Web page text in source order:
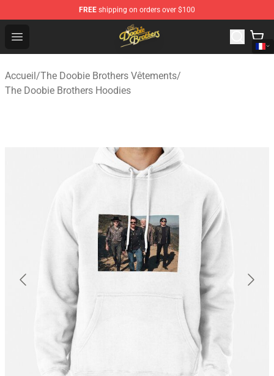
FREE shipping on orders over $100
Open menu
The Doobie Brothers Store - Official The Doobie
Accueil/The Doobie Brothers Vêtements/
The Doobie Brothers Hoodies